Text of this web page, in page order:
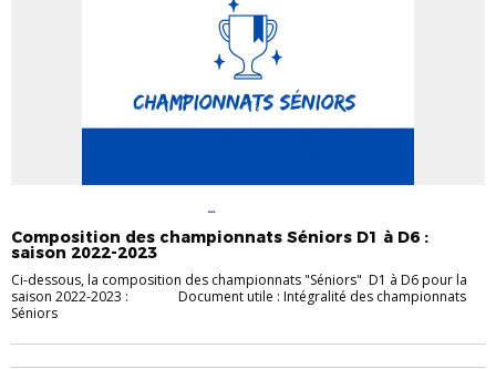
Composition des championnats Séniors D1 à D6 :
saison 2022-2023
Ci-dessous, la composition des championnats "Séniors" D1 à D6 pour la
saison 2022-2023 : Document utile : Intégralité des championnats
Séniors